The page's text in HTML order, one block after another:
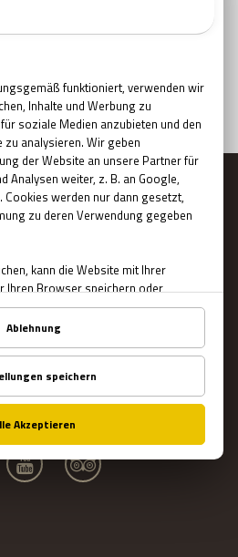
MÜNCHEN
Escape Rooms
ROOM?